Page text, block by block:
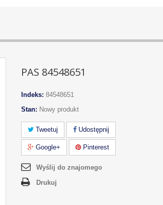
PAS 84548651
Indeks: 84548651
Stan: Nowy produkt
Tweetuj Udostępnij
Google+ Pinterest
Wyślij do znajomego
Drukuj